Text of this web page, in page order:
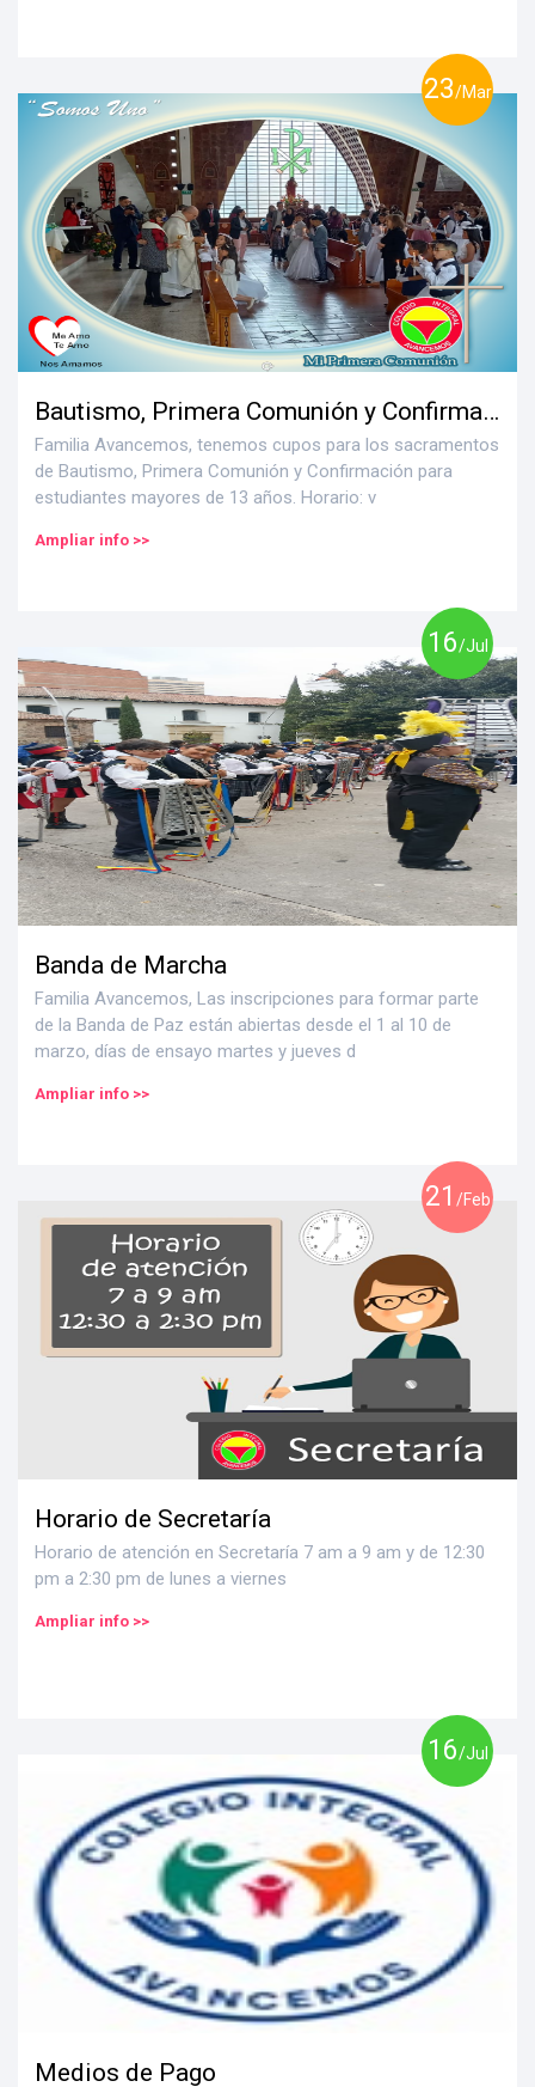
23/Mar
Bautismo, Primera Comunión y Confirmación
Familia Avancemos, tenemos cupos para los sacramentos
de Bautismo, Primera Comunión y Confirmación para
estudiantes mayores de 13 años. Horario: v
Ampliar info >>
16/Jul
Banda de Marcha
Familia Avancemos, Las inscripciones para formar parte
de la Banda de Paz están abiertas desde el 1 al 10 de
marzo, días de ensayo martes y jueves d
Ampliar info >>
21 /Feb
Horario de Secretaría
Horario de atención en Secretaría 7 am a 9 am y de 12:30
pm a 2:30 pm de lunes a viernes
Ampliar info >>
16/Jul
Medios de Pago